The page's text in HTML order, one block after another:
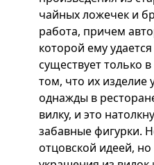
чайных ложечек и
работа, причем
которой ему
существует только
том, что их изделие
однажды в
вилку, и это
забавные фигурки.
отцовской идеей,